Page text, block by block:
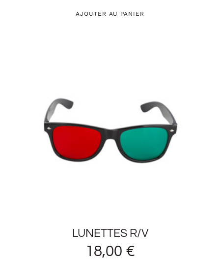
AJOUTER AU PANIER
LUNETTES R/V
18,00 €